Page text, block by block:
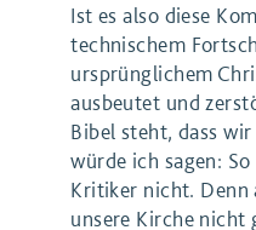
Ist es also diese
technischem
ursprünglichem
ausbeutet und
Bibel steht, dass
würde ich sagen:
Kritiker nicht. Denn
unsere Kirche nicht